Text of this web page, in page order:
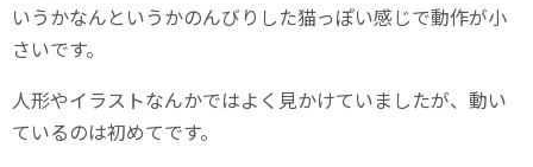
いうかなんというかのんびりした猫っぽい感じで動作が小
さいです。
人形やイラストなんかではよく見かけていましたが、動い
ているのは初めてです。